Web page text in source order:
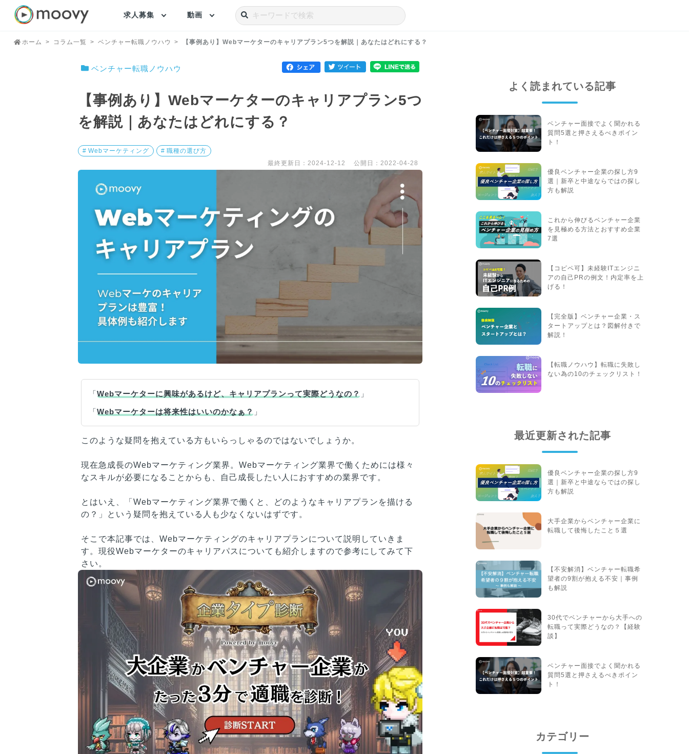
求人募集 動画
ホーム コラム一覧 ベンチャー転職ノウハウ 【事例あり】Webマーケターのキャリアプラン5つを解説｜あなたはどれにする？
ベンチャー転職ノウハウ
【事例あり】Webマーケターのキャリアプラン5つ
を解説｜あなたはどれにする？
# Webマーケティング
# 職種の選び方
最終更新日：2024-12-12
公開日：2022-04-28
「Webマーケターに興味があるけど、キャリアプランって実際どうなの？ 」
「Webマーケターは将来性はいいのかなぁ？ 」
このような疑問を抱えている方もいらっしゃるのではないでしょうか。
現在急成長のWebマーケティング業界。Webマーケティング業界で働くためには様々
なスキルが必要になることからも、自己成長したい人におすすめの業界です。
とはいえ、「Webマーケティング業界で働くと、どのようなキャリアプランを描ける
の？」という疑問を抱えている人も少なくないはずです。
そこで本記事では、Webマーケティングのキャリアプランについて説明していきま
す。現役Webマーケターのキャリアパスについても紹介しますので参考にしてみて下
さい。
よく読まれている記事
ベンチャー面接でよく聞かれる
質問5選と押さえるべきポイン
ト！
優良ベンチャー企業の探し方9
選｜新卒と中途ならではの探し
方も解説
これから伸びるベンチャー企業
を見極める方法とおすすめ企業
7選
【コピペ可】未経験ITエンジニ
アの自己PRの例文！内定率を上
げる！
【完全版】ベンチャー企業・ス
タートアップとは？図解付きで
解説！
【転職ノウハウ】転職に失敗し
ない為の10のチェックリスト！
最近更新された記事
優良ベンチャー企業の探し方9
選｜新卒と中途ならではの探し
方も解説
大手企業からベンチャー企業に
転職して後悔したこと５選
【不安解消】ベンチャー転職希
望者の9割が抱える不安｜事例
も解説
30代でベンチャーから大手への
転職って実際どうなの？【経験
談】
ベンチャー面接でよく聞かれる
質問5選と押さえるべきポイン
ト！
カテゴリー